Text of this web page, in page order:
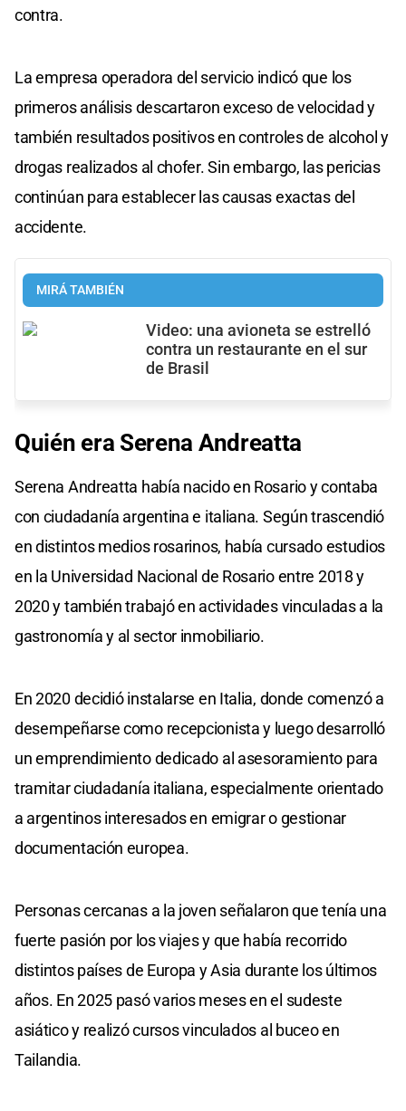
contra.
La empresa operadora del servicio indicó que los
primeros análisis descartaron exceso de velocidad y
también resultados positivos en controles de alcohol y
drogas realizados al chofer. Sin embargo, las pericias
continúan para establecer las causas exactas del
accidente.
MIRÁ TAMBIÉN
Video: una avioneta se estrelló
contra un restaurante en el sur
de Brasil
Quién era Serena Andreatta
Serena Andreatta había nacido en Rosario y contaba
con ciudadanía argentina e italiana. Según trascendió
en distintos medios rosarinos, había cursado estudios
en la Universidad Nacional de Rosario entre 2018 y
2020 y también trabajó en actividades vinculadas a la
gastronomía y al sector inmobiliario.
En 2020 decidió instalarse en Italia, donde comenzó a
desempeñarse como recepcionista y luego desarrolló
un emprendimiento dedicado al asesoramiento para
tramitar ciudadanía italiana, especialmente orientado
a argentinos interesados en emigrar o gestionar
documentación europea.
Personas cercanas a la joven señalaron que tenía una
fuerte pasión por los viajes y que había recorrido
distintos países de Europa y Asia durante los últimos
años. En 2025 pasó varios meses en el sudeste
asiático y realizó cursos vinculados al buceo en
Tailandia.